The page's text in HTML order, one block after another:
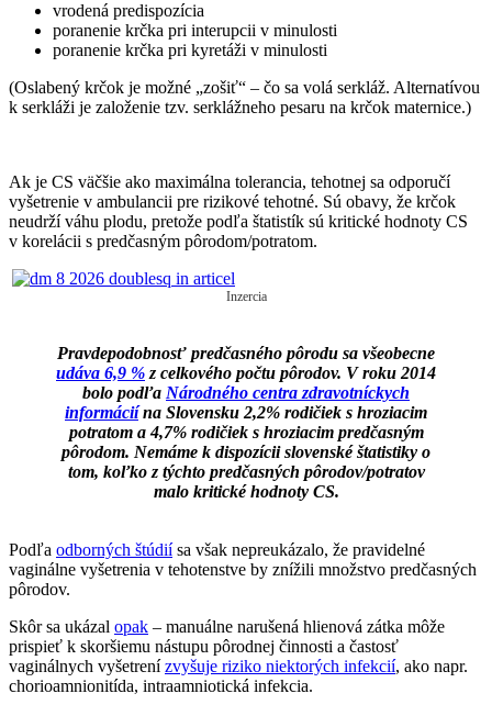
vrodená predispozícia
poranenie krčka pri interupcii v minulosti
poranenie krčka pri kyretáži v minulosti
(Oslabený krčok je možné „zošiť“ – čo sa volá serkláž. Alternatívou
k serkláži je založenie tzv. serklážneho pesaru na krčok maternice.)
Ak je CS väčšie ako maximálna tolerancia, tehotnej sa odporučí
vyšetrenie v ambulancii pre rizikové tehotné. Sú obavy, že krčok
neudrží váhu plodu, pretože podľa štatistík sú kritické hodnoty CS
v korelácii s predčasným pôrodom/potratom.
Inzercia
Pravdepodobnosť predčasného pôrodu sa všeobecne
udáva 6,9 % z celkového počtu pôrodov. V roku 2014
bolo podľa Národného centra zdravotníckych
informáciína Slovensku 2,2% rodičiek s hroziacim
potratom a 4,7% rodičiek s hroziacim predčasným
pôrodom. Nemáme k dispozícii slovenské štatistiky o
tom, koľko z týchto predčasných pôrodov/potratov
malo kritické hodnoty CS.
Podľa odborných štúdiísa však nepreukázalo, že pravidelné
vaginálne vyšetrenia v tehotenstve by znížili množstvo predčasných
pôrodov.
Skôr sa ukázal opak – manuálne narušená hlienová zátka môže
prispieť k skoršiemu nástupu pôrodnej činnosti a častosť
vaginálnych vyšetrenízvyšuje riziko niektorých infekcií, ako napr.
chorioamnionitída, intraamniotická infekcia.